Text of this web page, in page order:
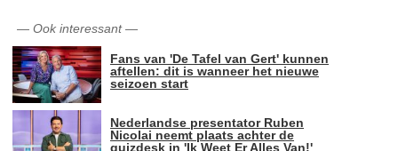
— Ook interessant—
Fans van 'De Tafel van Gert' kunnen
aftellen: dit is wanneer het nieuwe
seizoen start
Nederlandse presentator Ruben
Nicolai neemt plaats achter de
quizdesk in 'Ik Weet Er Alles Van!'